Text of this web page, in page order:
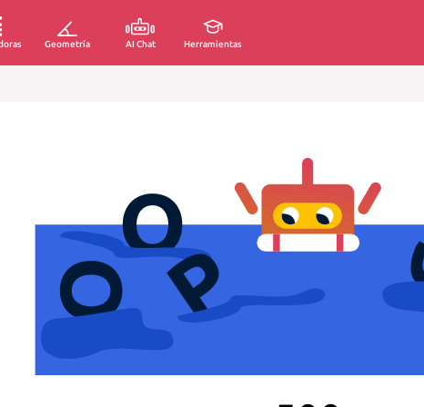
Geometría AI Chat Herramientas